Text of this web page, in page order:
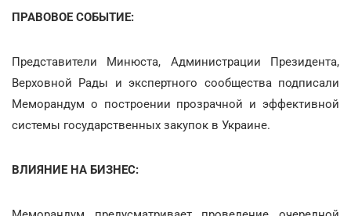
ПРАВОВОЕ СОБЫТИЕ:
Представители Минюста, Администрации Президента,
Верховной Рады и экспертного сообщества подписали
Меморандум о построении прозрачной и эффективной
системы государственных закупок в Украине.
ВЛИЯНИЕ НА БИЗНЕС: